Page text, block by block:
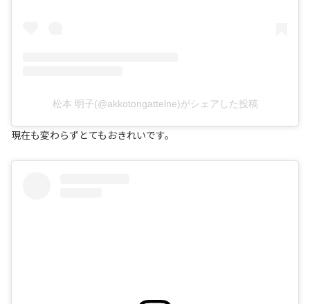
松本 明子(@akkotongattelne)がシェアした投稿
現在も変わらずとてもおきれいです。